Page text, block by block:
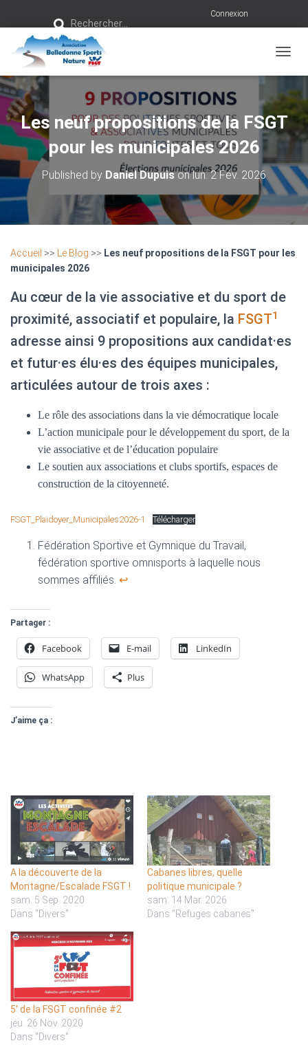
e
r
:
Rechercher…
Connexion
Les neuf propositions de la FSGT
pour les municipales 2026
Published by Daniel Dupuisonlun. 2 Fév. 2026
Accueil >> Le Blog >> Les neuf propositions de la FSGT pour les
municipales 2026
Au cœur de la vie associative et du sport de
proximité, associatif et populaire, la FSGT1
adresse ainsi 9 propositions aux candidat·es
et futur·es élu·es des équipes municipales,
articulées autour de trois axes :
Le rôle des associations dans la vie démocratique locale
L’action municipale pour le développement du sport, de la
vie associative et de l’éducation populaire
Le soutien aux associations et clubs sportifs, espaces de
construction de la citoyenneté.
FSGT_Plaidoyer_Municipales2026-1 Télécharger
Fédération Sportive et Gymnique du Travail,
fédération sportive omnisports à laquelle nous
sommes affiliés. ↩︎
Partager :
Facebook E-mail LinkedIn
WhatsApp Plus
J’aime ça :
A la découverte de la
Montagne/Escalade FSGT !
sam. 5 Sep. 2020
Dans "Divers"
Cabanes libres, quelle
politique municipale ?
sam. 14 Mar. 2026
Dans "Refuges cabanes"
5′ de la FSGT confinée #2
jeu. 26 Nov. 2020
Dans "Divers"